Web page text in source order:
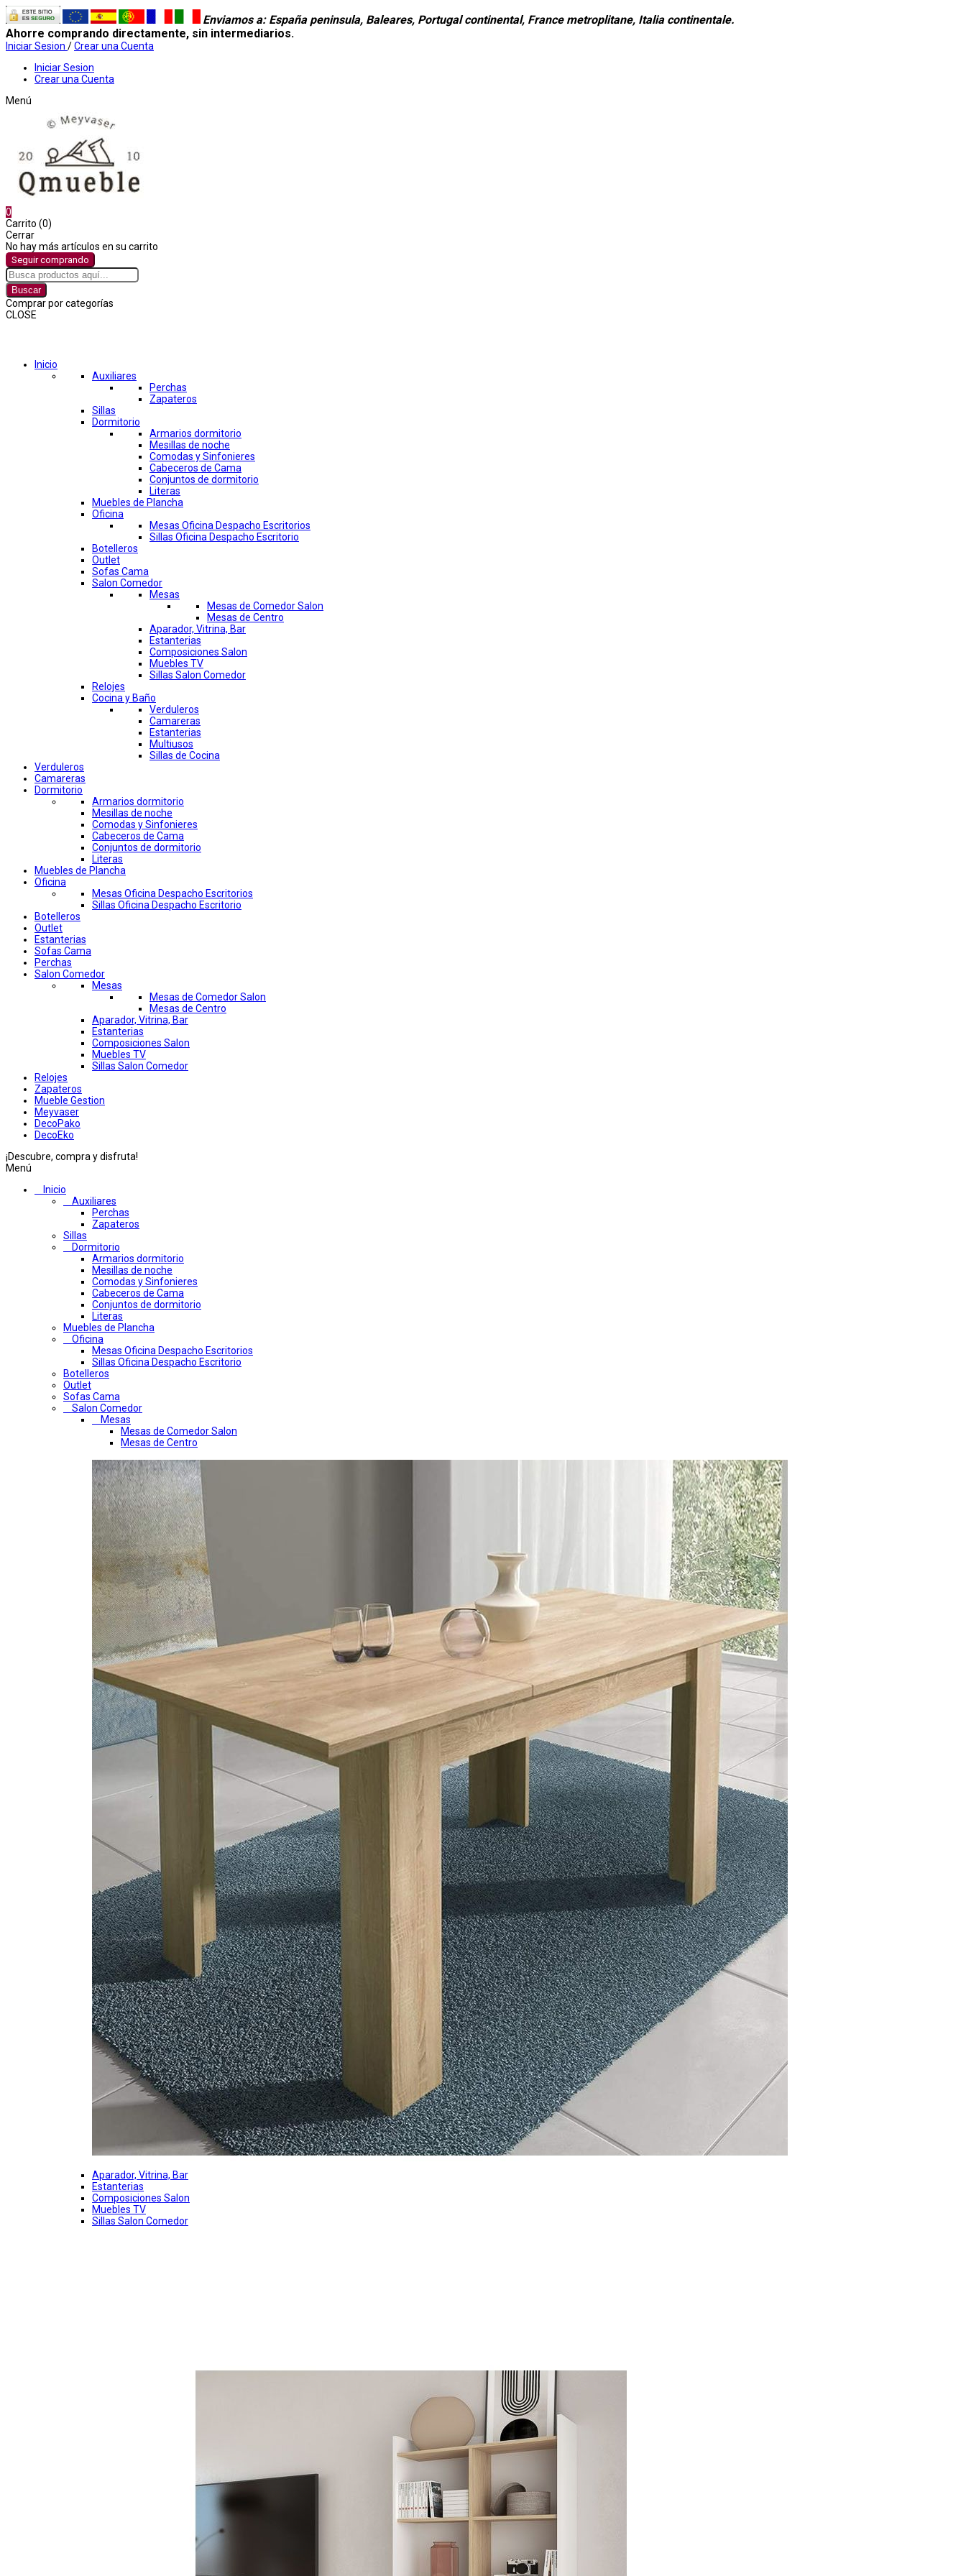
Enviamos a: España peninsula, Baleares, Portugal continental, France metroplitane, Italia continentale.
Ahorre comprando directamente, sin intermediarios.
Iniciar Sesion /Crear una Cuenta
Iniciar Sesion
Crear una Cuenta
Menú
0
Carrito (0)
Cerrar
No hay más artículos en su carrito
Seguir comprando
Buscar
Comprar por categorías
CLOSE
Inicio
Auxiliares
Perchas
Zapateros
Sillas
Dormitorio
Armarios dormitorio
Mesillas de noche
Comodas y Sinfonieres
Cabeceros de Cama
Conjuntos de dormitorio
Literas
Muebles de Plancha
Oficina
Mesas Oficina Despacho Escritorios
Sillas Oficina Despacho Escritorio
Botelleros
Outlet
Sofas Cama
Salon Comedor
Mesas
Mesas de Comedor Salon
Mesas de Centro
Aparador, Vitrina, Bar
Estanterias
Composiciones Salon
Muebles TV
Sillas Salon Comedor
Relojes
Cocina y Baño
Verduleros
Camareras
Estanterias
Multiusos
Sillas de Cocina
Verduleros
Camareras
Dormitorio
Armarios dormitorio
Mesillas de noche
Comodas y Sinfonieres
Cabeceros de Cama
Conjuntos de dormitorio
Literas
Muebles de Plancha
Oficina
Mesas Oficina Despacho Escritorios
Sillas Oficina Despacho Escritorio
Botelleros
Outlet
Estanterias
Sofas Cama
Perchas
Salon Comedor
Mesas
Mesas de Comedor Salon
Mesas de Centro
Aparador, Vitrina, Bar
Estanterias
Composiciones Salon
Muebles TV
Sillas Salon Comedor
Relojes
Zapateros
Mueble Gestion
Meyvaser
DecoPako
DecoEko
¡Descubre, compra y disfruta!
Menú
Inicio
Auxiliares
Perchas
Zapateros
Sillas
Dormitorio
Armarios dormitorio
Mesillas de noche
Comodas y Sinfonieres
Cabeceros de Cama
Conjuntos de dormitorio
Literas
Muebles de Plancha
Oficina
Mesas Oficina Despacho Escritorios
Sillas Oficina Despacho Escritorio
Botelleros
Outlet
Sofas Cama
Salon Comedor
Mesas
Mesas de Comedor Salon
Mesas de Centro
Aparador, Vitrina, Bar
Estanterias
Composiciones Salon
Muebles TV
Sillas Salon Comedor